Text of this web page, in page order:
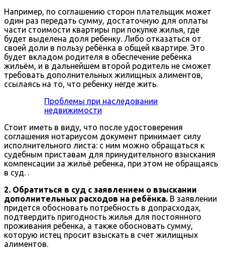
Например, по соглашению сторон плательщик может
один раз передать сумму, достаточную для оплаты
части стоимости квартиры при покупке жилья, где
будет выделена доля ребенку. Либо отказаться от
своей доли в пользу ребёнка в общей квартире. Это
будет вкладом родителя в обеспечение ребёнка
жильём, и в дальнейшем второй родитель не сможет
требовать дополнительных жилищных алиментов,
ссылаясь на то, что ребенку негде жить.
Проблемы при наследовании
недвижимости
Стоит иметь в виду, что после удостоверения
соглашения нотариусом документ принимает силу
исполнительного листа: с ним можно обращаться к
судебным приставам для принудительного взыскания
компенсации за жильё ребенка, при этом не обращаясь
в суд. .
2. Обратиться в суд с заявлением о взыскании
дополнительных расходов на ребёнка. В заявлении
придется обосновать потребность в допрасходах,
подтвердить пригодность жилья для постоянного
проживания ребенка, а также обосновать сумму,
которую истец просит взыскать в счет жилищных
алиментов.